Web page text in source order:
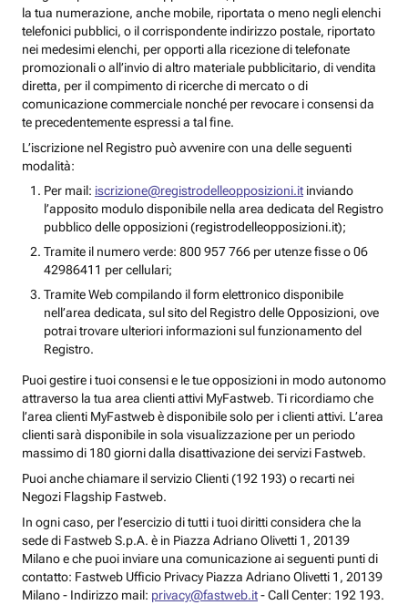
la tua numerazione, anche mobile, riportata o meno negli elenchi
telefonici pubblici, o il corrispondente indirizzo postale, riportato
nei medesimi elenchi, per opporti alla ricezione di telefonate
promozionali o all’invio di altro materiale pubblicitario, di vendita
diretta, per il compimento di ricerche di mercato o di
comunicazione commerciale nonché per revocare i consensi da
te precedentemente espressi a tal fine.
L’iscrizione nel Registro può avvenire con una delle seguenti
modalità:
Per mail: iscrizione@registrodelleopposizioni.it inviando
l’apposito modulo disponibile nella area dedicata del Registro
pubblico delle opposizioni (registrodelleopposizioni.it);
Tramite il numero verde: 800 957 766 per utenze fisse o 06
42986411 per cellulari;
Tramite Web compilando il form elettronico disponibile
nell’area dedicata, sul sito del Registro delle Opposizioni, ove
potrai trovare ulteriori informazioni sul funzionamento del
Registro.
Puoi gestire i tuoi consensi e le tue opposizioni in modo autonomo
attraverso la tua area clienti attivi MyFastweb. Ti ricordiamo che
l’area clienti MyFastweb è disponibile solo per i clienti attivi. L’area
clienti sarà disponibile in sola visualizzazione per un periodo
massimo di 180 giorni dalla disattivazione dei servizi Fastweb.
Puoi anche chiamare il servizio Clienti (192 193) o recarti nei
Negozi Flagship Fastweb.
In ogni caso, per l’esercizio di tutti i tuoi diritti considera che la
sede di Fastweb S.p.A. è in Piazza Adriano Olivetti 1, 20139
Milano e che puoi inviare una comunicazione ai seguenti punti di
contatto: Fastweb Ufficio Privacy Piazza Adriano Olivetti 1, 20139
Milano - Indirizzo mail: privacy@fastweb.it- Call Center: 192 193.